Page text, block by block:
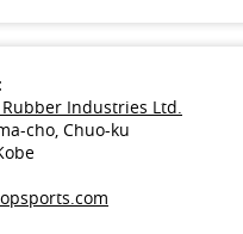
Industries Ltd.
cho, Chuo-ku